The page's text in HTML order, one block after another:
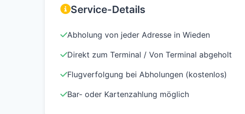
Service-Details
Abholung von jeder Adresse in Wieden
Direkt zum Terminal / Von Terminal abgeholt
Flugverfolgung bei Abholungen (kostenlos)
Bar- oder Kartenzahlung möglich